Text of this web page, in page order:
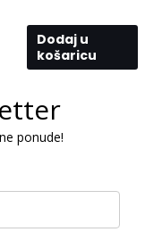
Dodaj u
košaricu
ponude!